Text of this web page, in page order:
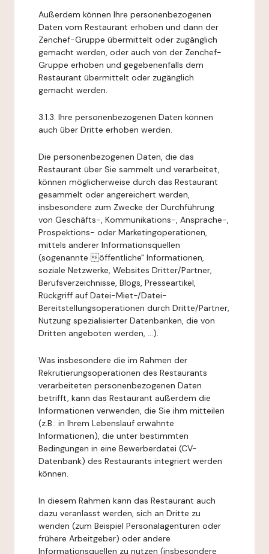
Außerdem können Ihre personenbezogenen
Daten vom Restaurant erhoben und dann der
Zenchef-Gruppe übermittelt oder zugänglich
gemacht werden, oder auch von der Zenchef-
Gruppe erhoben und gegebenenfalls dem
Restaurant übermittelt oder zugänglich
gemacht werden.
3.1.3. Ihre personenbezogenen Daten können
auch über Dritte erhoben werden.
Die personenbezogenen Daten, die das
Restaurant über Sie sammelt und verarbeitet,
können möglicherweise durch das Restaurant
gesammelt oder angereichert werden,
insbesondere zum Zwecke der Durchführung
von Geschäfts-, Kommunikations-, Ansprache-,
Prospektions- oder Marketingoperationen,
mittels anderer Informationsquellen
(sogenannte öffentliche" Informationen,
soziale Netzwerke, Websites Dritter/Partner,
Berufsverzeichnisse, Blogs, Presseartikel,
Rückgriff auf Datei-Miet-/Datei-
Bereitstellungsoperationen durch Dritte/Partner,
Nutzung spezialisierter Datenbanken, die von
Dritten angeboten werden, ...).
Was insbesondere die im Rahmen der
Rekrutierungsoperationen des Restaurants
verarbeiteten personenbezogenen Daten
betrifft, kann das Restaurant außerdem die
Informationen verwenden, die Sie ihm mitteilen
(z.B.: in Ihrem Lebenslauf erwähnte
Informationen), die unter bestimmten
Bedingungen in eine Bewerberdatei (CV-
Datenbank) des Restaurants integriert werden
können.
In diesem Rahmen kann das Restaurant auch
dazu veranlasst werden, sich an Dritte zu
wenden (zum Beispiel Personalagenturen oder
frühere Arbeitgeber) oder andere
Informationsquellen zu nutzen (insbesondere